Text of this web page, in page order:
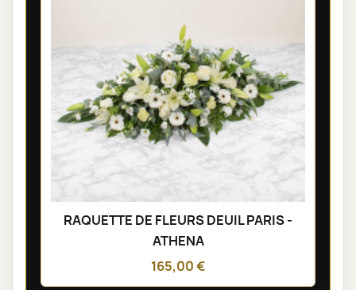
RAQUETTE DE FLEURS DEUIL PARIS -
ATHENA
165,00 €